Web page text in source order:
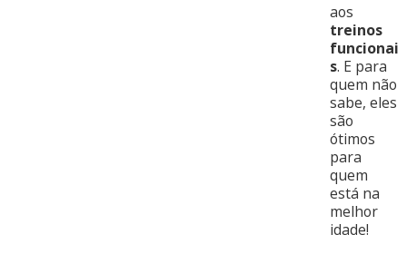
aos
treinos
funcionai
s. E para
quem não
sabe, eles
são
ótimos
para
quem
está na
melhor
idade!